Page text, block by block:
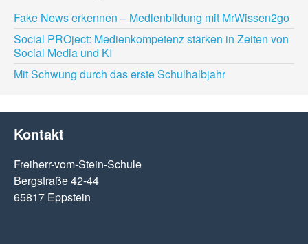
Fake News erkennen – Medienbildung mit MrWissen2go
Social PROject: Medienkompetenz stärken in Zeiten von
Social Media und KI
Mit Schwung durch das erste Schulhalbjahr
Kontakt
Freiherr-vom-Stein-Schule
Bergstraße 42-44
65817 Eppstein